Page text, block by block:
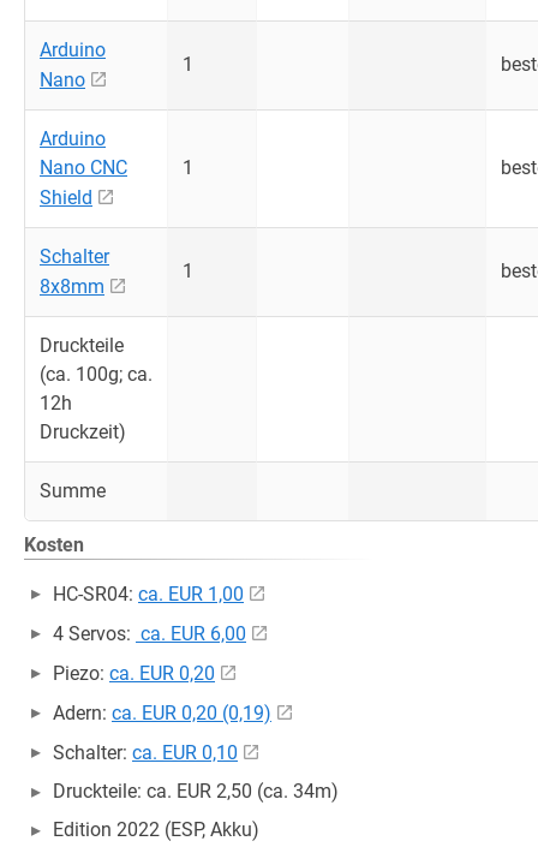
Arduino
Nano
1
Arduino
Nano CNC
Shield
1
Schalter
8x8mm
1
Druckteile
(ca. 100g; ca.
12h
Druckzeit)
Summe
Kosten
HC-SR04: ca. EUR 1,00
4 Servos: ca. EUR 6,00
Piezo: ca. EUR 0,20
Adern: ca. EUR 0,20 (0,19)
Schalter: ca. EUR 0,10
Druckteile: ca. EUR 2,50 (ca. 34m)
Edition 2022 (ESP, Akku)